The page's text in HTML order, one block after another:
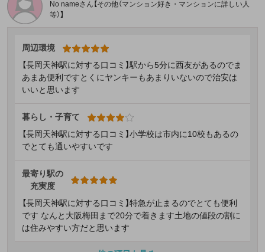
No nameさん【その他（マンション好き・マンションに詳しい人
等）】
周辺環境
【長岡天神駅に対する口コミ】駅から5分に西友があるのでま
あまあ便利ですとくにヤンキーもあまりいないので治安は
いいと思います
暮らし・子育て
【長岡天神駅に対する口コミ】小学校は市内に10校もあるの
でとても通いやすいです
最寄り駅の
充実度
【長岡天神駅に対する口コミ】特急が止まるのでとても便利
です なんと大阪梅田まで20分で着きます土地の値段の割に
は住みやすい方だと思います